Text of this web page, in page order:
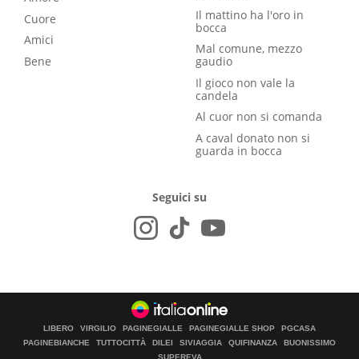
Cuore
Amici
Bene
Il mattino ha l'oro in
bocca
Mal comune, mezzo
gaudio
Il gioco non vale la
candela
Al cuor non si comanda
A caval donato non si
guarda in bocca
Seguici su
LIBERO VIRGILIO PAGINEGIALLE PAGINEGIALLE SHOP
PGCASA
PAGINEBIANCHE
TUTTOCITTÀ DILEI SIVIAGGIA QUIFINANZA
BUONISSIMO